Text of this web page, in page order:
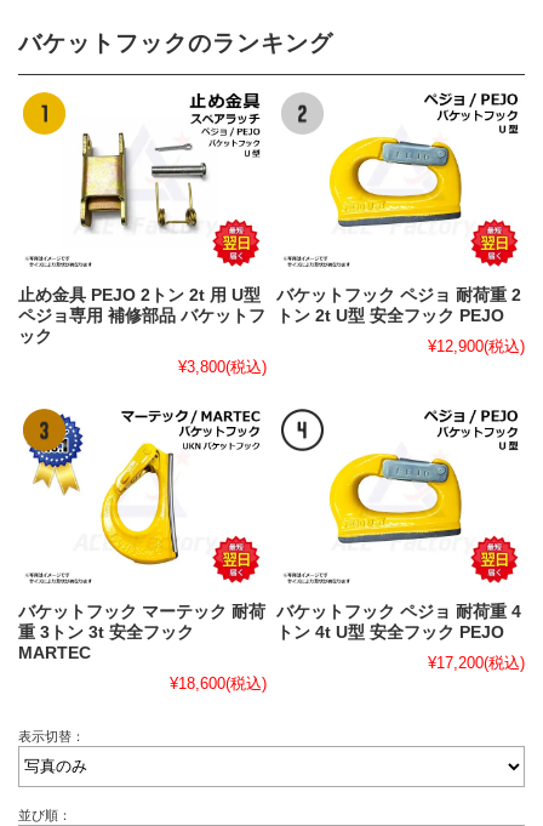
バケットフックのランキング
止め金具 PEJO 2トン 2t 用 U型
ペジョ専用 補修部品 バケットフ
ック
¥3,800(税込)
バケットフック ペジョ 耐荷重 2
トン 2t U型 安全フック PEJO
¥12,900(税込)
バケットフック マーテック 耐荷
重 3トン 3t 安全フック
MARTEC
¥18,600(税込)
バケットフック ペジョ 耐荷重 4
トン 4t U型 安全フック PEJO
¥17,200(税込)
表示切替：
並び順：